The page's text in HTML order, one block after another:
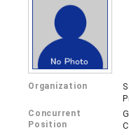
Organization
Concurrent
Position